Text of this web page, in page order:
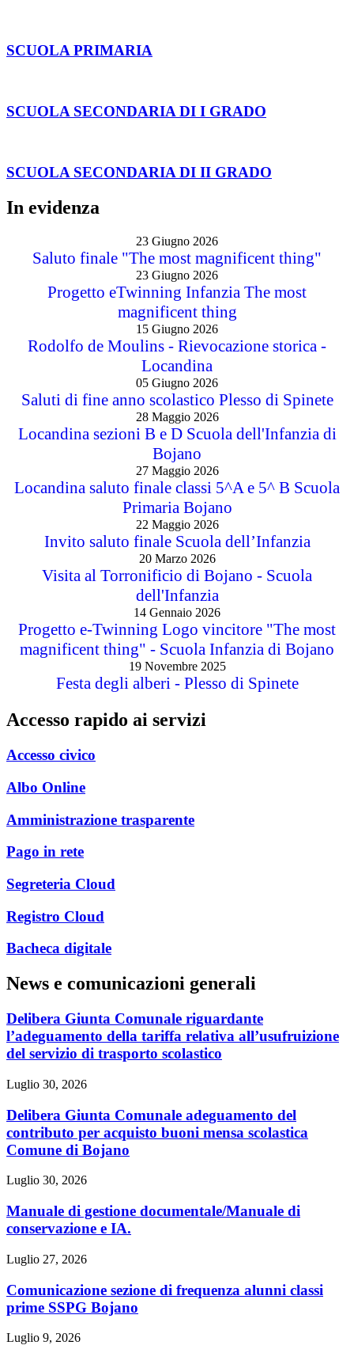
SCUOLA PRIMARIA
SCUOLA SECONDARIA DI I GRADO
SCUOLA SECONDARIA DI II GRADO
In evidenza
23 Giugno 2026
Saluto finale "The most magnificent thing"
23 Giugno 2026
Progetto eTwinning Infanzia The most
magnificent thing
15 Giugno 2026
Rodolfo de Moulins - Rievocazione storica -
Locandina
05 Giugno 2026
Saluti di fine anno scolastico Plesso di Spinete
28 Maggio 2026
Locandina sezioni B e D Scuola dell'Infanzia di
Bojano
27 Maggio 2026
Locandina saluto finale classi 5^A e 5^ B Scuola
Primaria Bojano
22 Maggio 2026
Invito saluto finale Scuola dell’Infanzia
20 Marzo 2026
Visita al Torronificio di Bojano - Scuola
dell'Infanzia
14 Gennaio 2026
Progetto e-Twinning Logo vincitore "The most
magnificent thing" - Scuola Infanzia di Bojano
19 Novembre 2025
Festa degli alberi - Plesso di Spinete
Accesso rapido ai servizi
Accesso civico
Albo Online
Amministrazione trasparente
Pago in rete
Segreteria Cloud
Registro Cloud
Bacheca digitale
News e comunicazioni generali
Delibera Giunta Comunale riguardante
l’adeguamento della tariffa relativa all’usufruizione
del servizio di trasporto scolastico
Luglio 30, 2026
Delibera Giunta Comunale adeguamento del
contributo per acquisto buoni mensa scolastica
Comune di Bojano
Luglio 30, 2026
Manuale di gestione documentale/Manuale di
conservazione e IA.
Luglio 27, 2026
Comunicazione sezione di frequenza alunni classi
prime SSPG Bojano
Luglio 9, 2026